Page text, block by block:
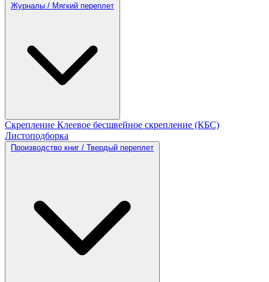
Журналы / Мягкий переплет
Скрепление Клеевое бесшвейное скрепление (КБС)
Листоподборка
Производство книг / Твердый переплет